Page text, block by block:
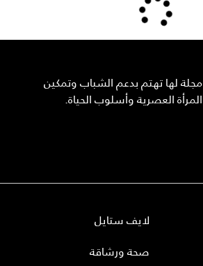
مجلة لها تهتم بدعم الشباب وتمكين
المرأة العصرية وأسلوب الحياة.
لايف ستايل
صحة ورشاقة